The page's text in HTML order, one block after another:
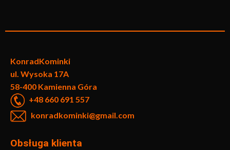
KonradKominki
ul. Wysoka 17A
58-400 Kamienna Góra
+48 660 691 557
konradkominki@gmail.com
Obsługa klienta